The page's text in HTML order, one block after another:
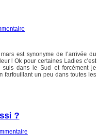
est synonyme de l’arrivée du
! Ok pour certaines Ladies c’est
dans le Sud et forcément je
farfouillant un peu dans toutes les
?